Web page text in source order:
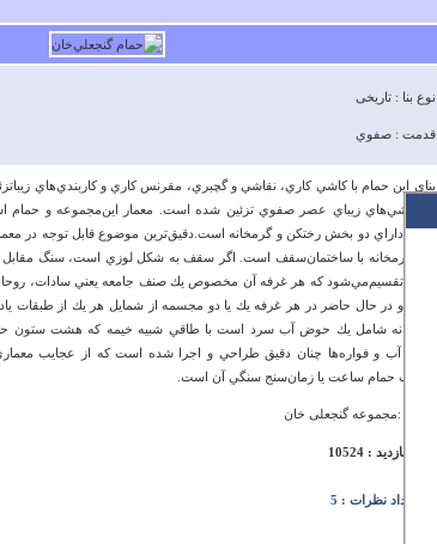
نوع بنا : تاریخی
قدمت : صفوي
بناي‌ اين‌ حمام‌ با كاشي‌ كاري‌، نقاشي‌ و گچبري‌، مقرنس‌ كاري‌ و كاربندي‌هاي‌
با نقاشي‌هاي‌ زيباي‌ عصر صفوي‌ تزئين‌ شده‌ است‌. معمار اين‌مجموعه‌ و حمام‌
حمام‌ داراي‌ دو بخش‌ رختكن‌ و گرمخانه‌ است‌.دقيق‌ترين‌ موضوع‌ قابل‌ توجه‌ در
غرفه‌ تقسيم‌مي‌شود كه‌ هر غرفه‌ آن‌ مخصوص‌ يك‌ صنف‌ جامعه‌ يعني‌ سادات‌،
است‌ و در حال‌ حاضر در هر غرفه‌ يك‌ يا دو مجسمه‌ از شمايل‌ هر يك‌ از طبقات‌
گرمخانه‌ شامل‌ يك‌ حوض‌ آب‌ سرد است‌ با طاقي‌ شبيه‌ خيمه‌ كه‌ هشت‌ ستون‌ حمام‌
كشي‌ آب‌ و فواره‌ها چنان‌ دقيق‌ طراحي‌ و اجرا شده‌ است‌ كه‌ از عجايب‌
عجايب‌ حمام‌ ساعت‌ يا زمان‌سنج‌ سنگي‌ آن‌ است‌.
آدرس :مجموعه گنجعلی خان
تعداد بازدید : 10524
تعداد نظرات : 5